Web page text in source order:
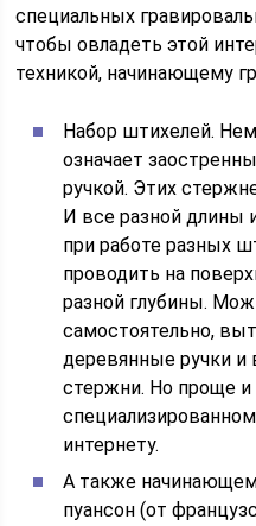
специальных
чтобы овладеть этой
техникой, начинающему
Набор штихелей.
означает
ручкой. Этих
И все разной длины
при работе разных
проводить на
разной глубины.
самостоятельно,
деревянные ручки
стержни. Но проще и
интернету.
А также
пуансон (от